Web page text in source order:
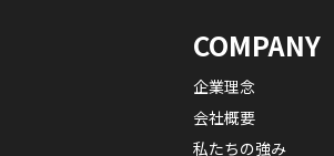
COMPANY
企業理念
会社概要
私たちの強み